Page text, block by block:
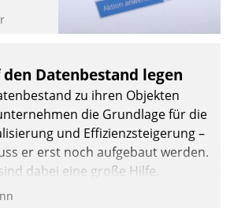
hat
SAP
Datenbestand legen
zu ihren Objekten
die Grundlage für die
und Effizienzsteigerung –
er erst noch aufgebaut werden.
dabei eine große Hilfe.